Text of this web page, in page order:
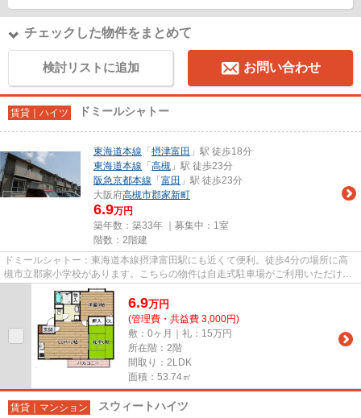
チェックした物件をまとめて
検討リストに追加 お問い合わせ
賃貸｜ハイツ ドミールシャトー
東海道本線 「 摂津富田 」駅 徒歩18分
東海道本線 「 高槻 」駅 徒歩23分
阪急京都本線 「 富田 」駅 徒歩23分
大阪府高槻市郡家新町
6.9万円
築年数：築33年 ｜募集中： 1室
階数：2階建
ドミールシャトー：東海道本線摂津富田駅にも近くて便利。徒歩4分の場所に高
槻市立郡家小学校があります。こちらの物件は自走式駐車場がご利用いただけま
す。建物の共用部にゴミ置き場...
6.9万円
(管理費・共益費 3,000円)
敷：0ヶ月｜礼：15万円
所在階：2階
間取り：2LDK
面積：53.74㎡
賃貸｜マンション スウィートハイツ